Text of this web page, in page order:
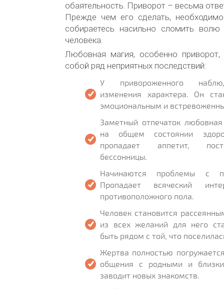
обаятельность. Приворот – весьма
Прежде чем его сделать,
собираетесь насильно сломить волю
человека.
Любовная магия, особенно
собой ряд неприятных последствий:
У привороженного
изменения характера. Он
эмоциональным и
Заметный отпечаток
на общем состоянии
пропадает аппетит,
бессонницы.
Начинаются проблемы с
Пропадает всяческий
противоположного пола.
Человек становится
из всех желаний для него
быть рядом с той, что
Жертва полностью
общения с родными и
заводит новых знакомств.